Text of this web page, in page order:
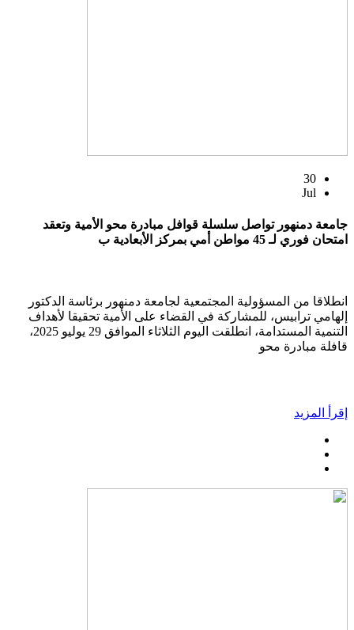
30
Jul
جامعة دمنهور تواصل سلسلة قوافل مبادرة محو الأمية وتعقد
امتحان فوري لـ 45 مواطن أمي بمركز الأبعادية ب
انطلاقا من المسؤولية المجتمعية لجامعة دمنهور برئاسة الدكتور
إلهامي ترابيس، للمشاركة في القضاء على الأمية تحقيقا لأهداف
التنمية المستدامة، انطلقت اليوم الثلاثاء الموافق 29 يوليو 2025،
قافلة مبادرة محو
إقرأ المزيد